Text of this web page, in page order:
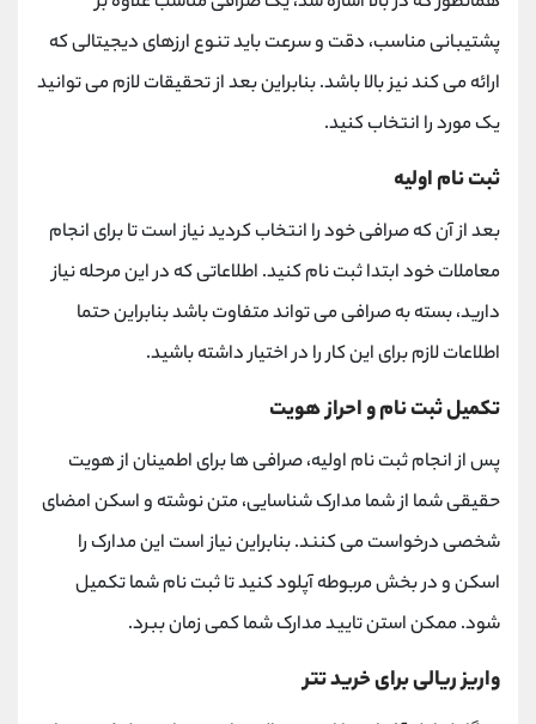
پشتیبانی مناسب، دقت و سرعت باید تنوع ارزهای دیجیتالی که
ارائه می کند نیز بالا باشد. بنابراین بعد از تحقیقات لازم می توانید
یک مورد را انتخاب کنید.
ثبت نام اولیه
بعد از آن که صرافی خود را انتخاب کردید نیاز است تا برای انجام
معاملات خود ابتدا ثبت نام کنید. اطلاعاتی که در این مرحله نیاز
دارید، بسته به صرافی می تواند متفاوت باشد بنابراین حتما
اطلاعات لازم برای این کار را در اختیار داشته باشید.
تکمیل ثبت نام و احراز هویت
پس از انجام ثبت نام اولیه، صرافی ها برای اطمینان از هویت
حقیقی شما از شما مدارک شناسایی، متن نوشته و اسکن امضای
شخصی درخواست می کنند. بنابراین نیاز است این مدارک را
اسکن و در بخش مربوطه آپلود کنید تا ثبت نام شما تکمیل
شود. ممکن استن تایید مدارک شما کمی زمان ببرد.
واریز ریالی برای خرید تتر